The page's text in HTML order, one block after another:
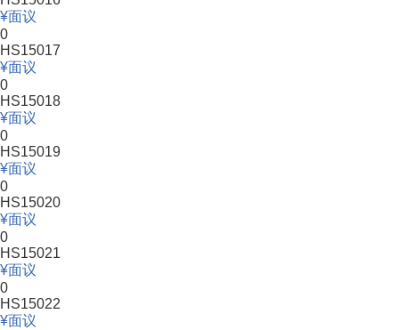
面议
0
HS15017
面议
0
HS15018
面议
0
HS15019
面议
0
HS15020
面议
0
HS15021
面议
0
HS15022
面议